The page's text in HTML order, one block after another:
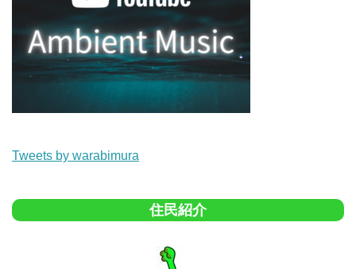
Tweets by warabimura
住民紹介